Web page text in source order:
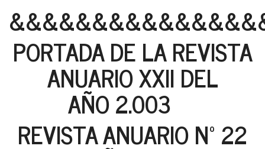
PORTADA DE LA REVISTA
ANUARIO XXII DEL
AÑO 2.003
REVISTA ANUARIO Nº 22